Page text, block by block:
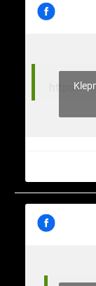
https://